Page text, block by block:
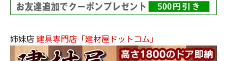
姉妹店 建具専門店「建材屋ドットコム」